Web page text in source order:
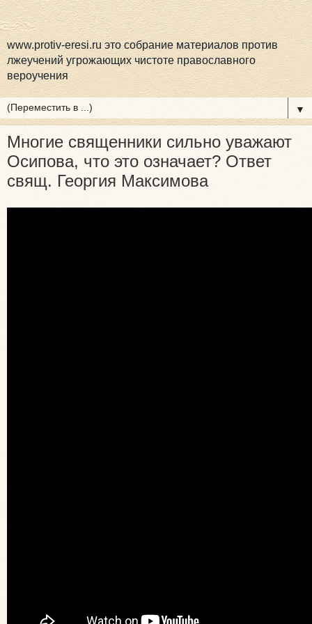
www.protiv-eresi.ru это собрание материалов против
лжеучений угрожающих чистоте православного
вероучения
▼
Многие священники сильно уважают
Осипова, что это означает? Ответ
свящ. Георгия Максимова